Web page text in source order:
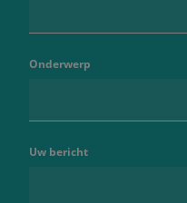
Onderwerp
Uw bericht